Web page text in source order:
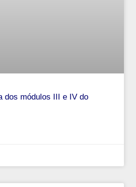
dos módulos III e IV do